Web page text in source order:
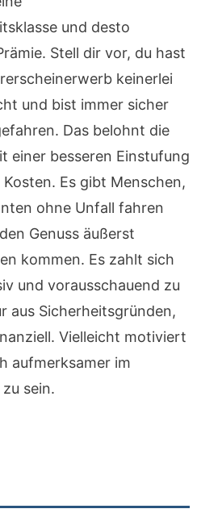
und desto
Stell dir vor, du hast
keinerlei
und bist immer sicher
Das belohnt die
einer besseren Einstufung
Es gibt Menschen,
ohne Unfall fahren
Genuss äußerst
kommen. Es zahlt sich
und vorausschauend zu
aus Sicherheitsgründen,
Vielleicht motiviert
aufmerksamer im
sein.